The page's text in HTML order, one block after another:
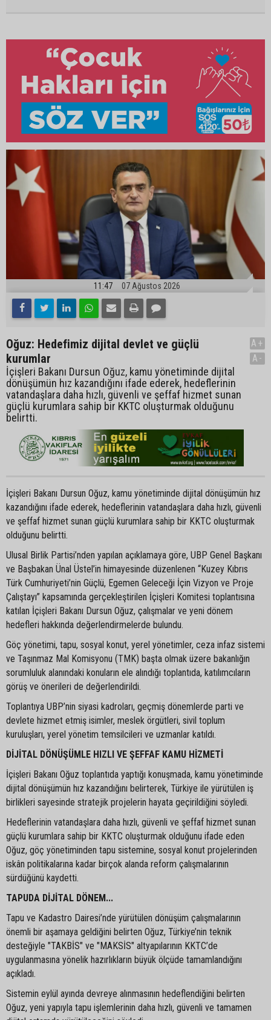
11:47 07 Ağustos 2026
Oğuz: Hedefimiz dijital devlet ve güçlü
kurumlar
İçişleri Bakanı Dursun Oğuz, kamu yönetiminde dijital
dönüşümün hız kazandığını ifade ederek, hedeflerinin
vatandaşlara daha hızlı, güvenli ve şeffaf hizmet sunan
güçlü kurumlara sahip bir KKTC oluşturmak olduğunu
belirtti.
A+
A-
İçişleri Bakanı Dursun Oğuz, kamu yönetiminde dijital dönüşümün hız
kazandığını ifade ederek, hedeflerinin vatandaşlara daha hızlı, güvenli
ve şeffaf hizmet sunan güçlü kurumlara sahip bir KKTC oluşturmak
olduğunu belirtti.
Ulusal Birlik Partisi’nden yapılan açıklamaya göre, UBP Genel Başkanı
ve Başbakan Ünal Üstel’in himayesinde düzenlenen “Kuzey Kıbrıs
Türk Cumhuriyeti’nin Güçlü, Egemen Geleceği İçin Vizyon ve Proje
Çalıştayı” kapsamında gerçekleştirilen İçişleri Komitesi toplantısına
katılan İçişleri Bakanı Dursun Oğuz, çalışmalar ve yeni dönem
hedefleri hakkında değerlendirmelerde bulundu.
Göç yönetimi, tapu, sosyal konut, yerel yönetimler, ceza infaz sistemi
ve Taşınmaz Mal Komisyonu (TMK) başta olmak üzere bakanlığın
sorumluluk alanındaki konuların ele alındığı toplantıda, katılımcıların
görüş ve önerileri de değerlendirildi.
Toplantıya UBP’nin siyasi kadroları, geçmiş dönemlerde parti ve
devlete hizmet etmiş isimler, meslek örgütleri, sivil toplum
kuruluşları, yerel yönetim temsilcileri ve uzmanlar katıldı.
DİJİTAL DÖNÜŞÜMLE HIZLI VE ŞEFFAF KAMU HİZMETİ
İçişleri Bakanı Oğuz toplantıda yaptığı konuşmada, kamu yönetiminde
dijital dönüşümün hız kazandığını belirterek, Türkiye ile yürütülen iş
birlikleri sayesinde stratejik projelerin hayata geçirildiğini söyledi.
Hedeflerinin vatandaşlara daha hızlı, güvenli ve şeffaf hizmet sunan
güçlü kurumlara sahip bir KKTC oluşturmak olduğunu ifade eden
Oğuz, göç yönetiminden tapu sistemine, sosyal konut projelerinden
iskân politikalarına kadar birçok alanda reform çalışmalarının
sürdüğünü kaydetti.
TAPUDA DİJİTAL DÖNEM...
Tapu ve Kadastro Dairesi’nde yürütülen dönüşüm çalışmalarının
önemli bir aşamaya geldiğini belirten Oğuz, Türkiye’nin teknik
desteğiyle "TAKBİS" ve "MAKSİS" altyapılarının KKTC’de
uygulanmasına yönelik hazırlıkların büyük ölçüde tamamlandığını
açıkladı.
Sistemin eylül ayında devreye alınmasının hedeflendiğini belirten
Oğuz, yeni yapıyla tapu işlemlerinin daha hızlı, güvenli ve tamamen